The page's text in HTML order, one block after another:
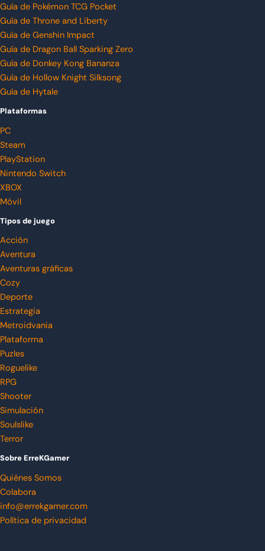
Guía de Pokémon TCG Pocket
Guía de Throne and Liberty
Guía de Genshin Impact
Guía de Dragon Ball Sparking Zero
Guía de Donkey Kong Bananza
Guía de Hollow Knight Silksong
Guía de Hytale
Plataformas
PC
Steam
PlayStation
Nintendo Switch
XBOX
Móvil
Tipos de juego
Acción
Aventura
Aventuras gráficas
Cozy
Deporte
Estrategia
Metroidvania
Plataforma
Puzles
Roguelike
RPG
Shooter
Simulación
Soulslike
Terror
Sobre ErreKGamer
Quiénes Somos
Colabora
info@errekgamer.com
Política de privacidad